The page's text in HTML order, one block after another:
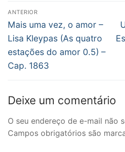
Navegação
de
Post
ANTERIOR
Post
anterior:
Mais uma vez, o amor –
Lisa Kleypas (As quatro
estações do amor 0.5) –
Cap. 1863
Deixe um comentário
O seu endereço de e-mail não
Campos obrigatórios são